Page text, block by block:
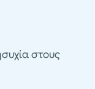
στους